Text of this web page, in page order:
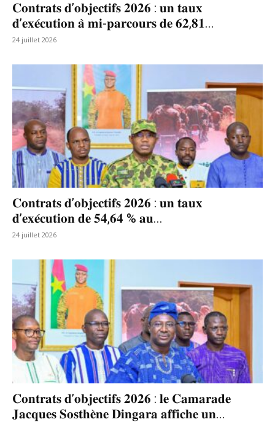
𝐂𝐨𝐧𝐭𝐫𝐚𝐭𝐬 𝐝’𝐨𝐛𝐣𝐞𝐜𝐭𝐢𝐟𝐬 𝟐𝟎𝟐𝟔 : 𝐮𝐧 𝐭𝐚𝐮𝐱
𝐝’𝐞𝐱𝐞́𝐜𝐮𝐭𝐢𝐨𝐧 𝐚̀ 𝐦𝐢-𝐩𝐚𝐫𝐜𝐨𝐮𝐫𝐬 𝐝𝐞 𝟔𝟐,𝟖𝟏...
24 juillet 2026
𝐂𝐨𝐧𝐭𝐫𝐚𝐭𝐬 𝐝’𝐨𝐛𝐣𝐞𝐜𝐭𝐢𝐟𝐬 𝟐𝟎𝟐𝟔 : 𝐮𝐧 𝐭𝐚𝐮𝐱
𝐝’𝐞𝐱𝐞́𝐜𝐮𝐭𝐢𝐨𝐧 𝐝𝐞 𝟓𝟒,𝟔𝟒 % 𝐚𝐮...
24 juillet 2026
𝐂𝐨𝐧𝐭𝐫𝐚𝐭𝐬 𝐝’𝐨𝐛𝐣𝐞𝐜𝐭𝐢𝐟𝐬 𝟐𝟎𝟐𝟔 : 𝐥𝐞 𝐂𝐚𝐦𝐚𝐫𝐚𝐝𝐞
𝐉𝐚𝐜𝐪𝐮𝐞𝐬 𝐒𝐨𝐬𝐭𝐡𝐞̀𝐧𝐞 𝐃𝐢𝐧𝐠𝐚𝐫𝐚 𝐚𝐟𝐟𝐢𝐜𝐡𝐞 𝐮𝐧...